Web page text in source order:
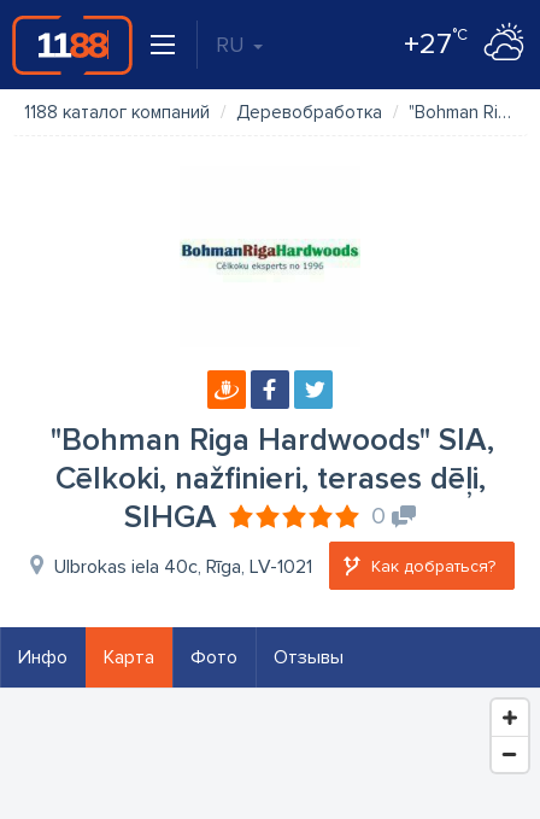
RU +27°C
1188 каталог компаний Деревобработка "Bohman Riga Hardwoods" SIA, Cēlkoki, nažfinieri, terases dēļi, SIHGA
"Bohman Riga Hardwoods" SIA,
Cēlkoki, nažfinieri, terases dēļi,
SIHGA
0
Ulbrokas iela 40c, Rīga, LV-1021 Как добраться?
Инфо Карта Фото Отзывы